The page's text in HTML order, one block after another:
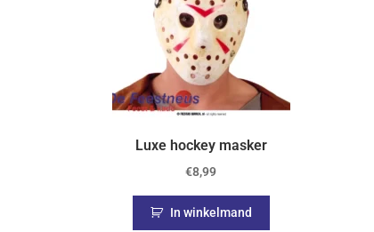
Luxe hockey masker
€8,99
In winkelmand